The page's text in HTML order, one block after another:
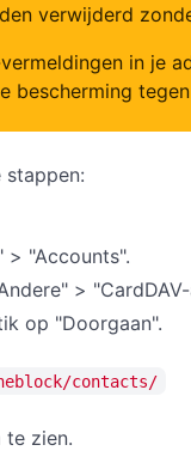
verwijderd
in je
bescherming
> "Accounts".
>
op "Doorgaan".
contacts/
te zien.